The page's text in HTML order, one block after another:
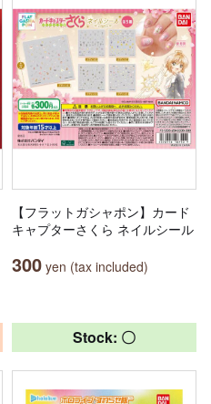
【フラットガシャポン】カード
キャプターさくら ネイルシール
300 yen (tax included)
Stock: 〇